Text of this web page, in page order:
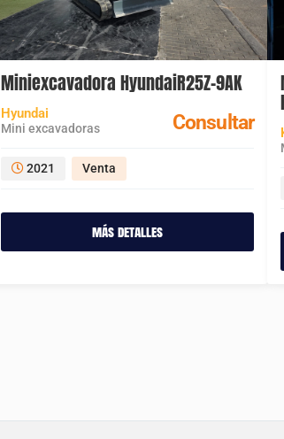
Miniexcavadora HyundaiR25Z-9AK
Hyundai
Mini excavadoras Consultar
2021 Venta
más detalles